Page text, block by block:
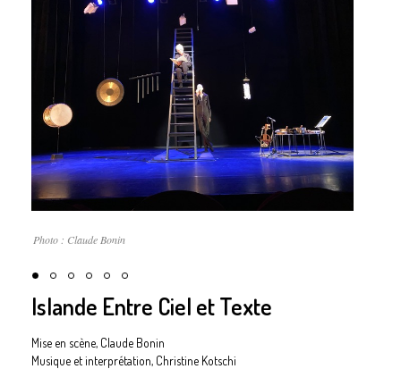
Photo : Claude Bonin
Islande Entre Ciel et Texte
Mise en scène, Claude Bonin
Musique et interprétation, Christine Kotschi